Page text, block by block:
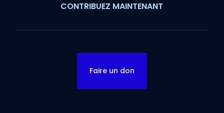
CONTRIBUEZ MAINTENANT
Faire un don